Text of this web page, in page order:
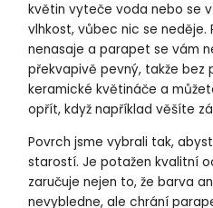
květin vyteče voda nebo se
vlhkost, vůbec nic se neděje.
nenasaje a parapet se vám
překvapivě pevný, takže bez
keramické květináče a
opřít, když například věšíte
Povrch jsme vybrali tak,
starostí. Je potažen kvalitní
zaručuje nejen to, že barva
nevybledne, ale chrání